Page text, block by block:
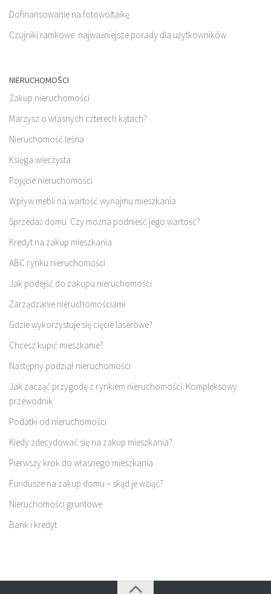
Dofinansowanie na fotowoltaikę
Czujniki ramkowe: najważniejsze porady dla użytkowników
NIERUCHOMOŚCI
Zakup nieruchomości
Marzysz o własnych czterech kątach?
Nieruchomość leśna
Księga wieczysta
Pojęcie nieruchomości
Wpływ mebli na wartość wynajmu mieszkania
Sprzedaż domu. Czy można podnieść jego wartość?
Kredyt na zakup mieszkania
ABC rynku nieruchomości
Jak podejść do zakupu nieruchomości
Zarządzanie nieruchomościami
Gdzie wykorzystuje się cięcie laserowe?
Chcesz kupić mieszkanie?
Następny podział nieruchomości
Jak zacząć przygodę z rynkiem nieruchomości: Kompleksowy
przewodnik
Podatki od nieruchomości
Kiedy zdecydować się na zakup mieszkania?
Pierwszy krok do własnego mieszkania
Fundusze na zakup domu – skąd je wziąć?
Nieruchomości gruntowe
Bank i kredyt